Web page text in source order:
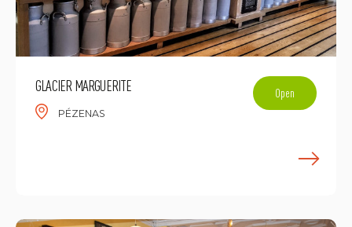
GLACIER MARGUERITE
PÉZENAS
Open